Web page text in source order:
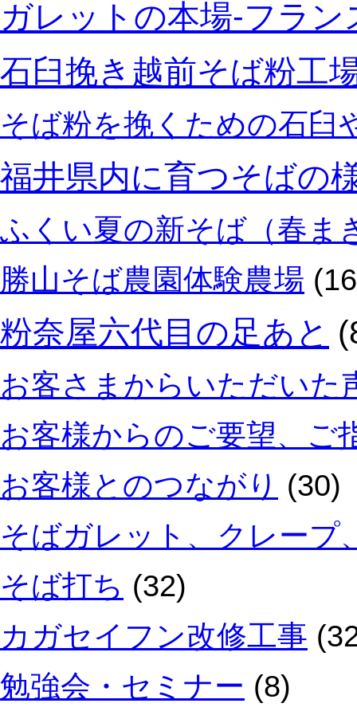
ガレットの本場‐フラ
石臼挽き越前そば粉工
そば粉を挽くための石臼
福井県内に育つそばの
ふくい夏の新そば（春ま
勝山そば農園体験農場
粉奈屋六代目の足あと
お客さまからいただいた
お客様からのご要望、ご
お客様とのつながり (30)
そばガレット、クレープ
そば打ち (32)
カガセイフン改修工事
勉強会・セミナー (8)